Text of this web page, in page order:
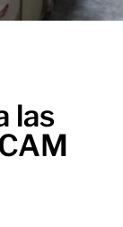
las